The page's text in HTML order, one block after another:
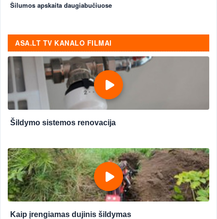
Šilumos apskaita daugiabučiuose
ASA.LT TV KANALO FILMAI
Šildymo sistemos renovacija
Kaip įrengiamas dujinis šildymas